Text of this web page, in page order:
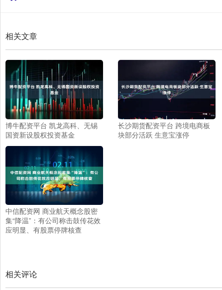
相关文章
博牛配资平台 凯龙高科、无锡
国资新设股权投资基金
长沙期货配资平台 跨境电商板
块部分活跃 生意宝涨停
中信配资网 商业航天概念股密
集“降温”：有公司称击鼓传花效
应明显、有股票停牌核查
相关评论